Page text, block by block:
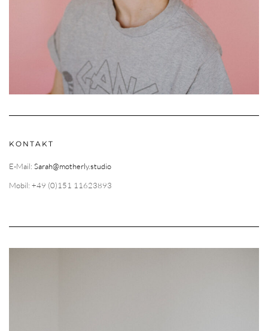
KONTAKT
E-Mail: Sarah@motherly.studio
Mobil: +49 (0)151 11623893